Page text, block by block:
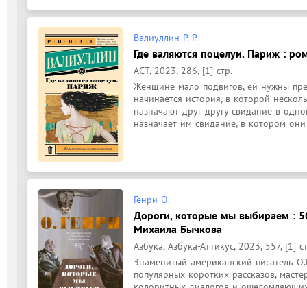
Валиуллин Р. Р.
Где валяются поцелуи. Париж :
АСТ, 2023, 286, [1] стр.
Женщине мало подвигов, ей нужны
начинается история, в которой
назначают друг другу свидание в
назначает им свидание, в котором
Генри О.
Дороги, которые мы выбираем :
Михаила Бычкова
Азбука, Азбука-Аттикус, 2023, 557, [1]
Знаменитый американский писатель
популярных коротких рассказов,